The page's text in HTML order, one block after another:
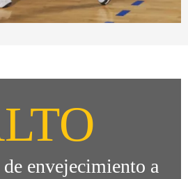
envejecimiento a